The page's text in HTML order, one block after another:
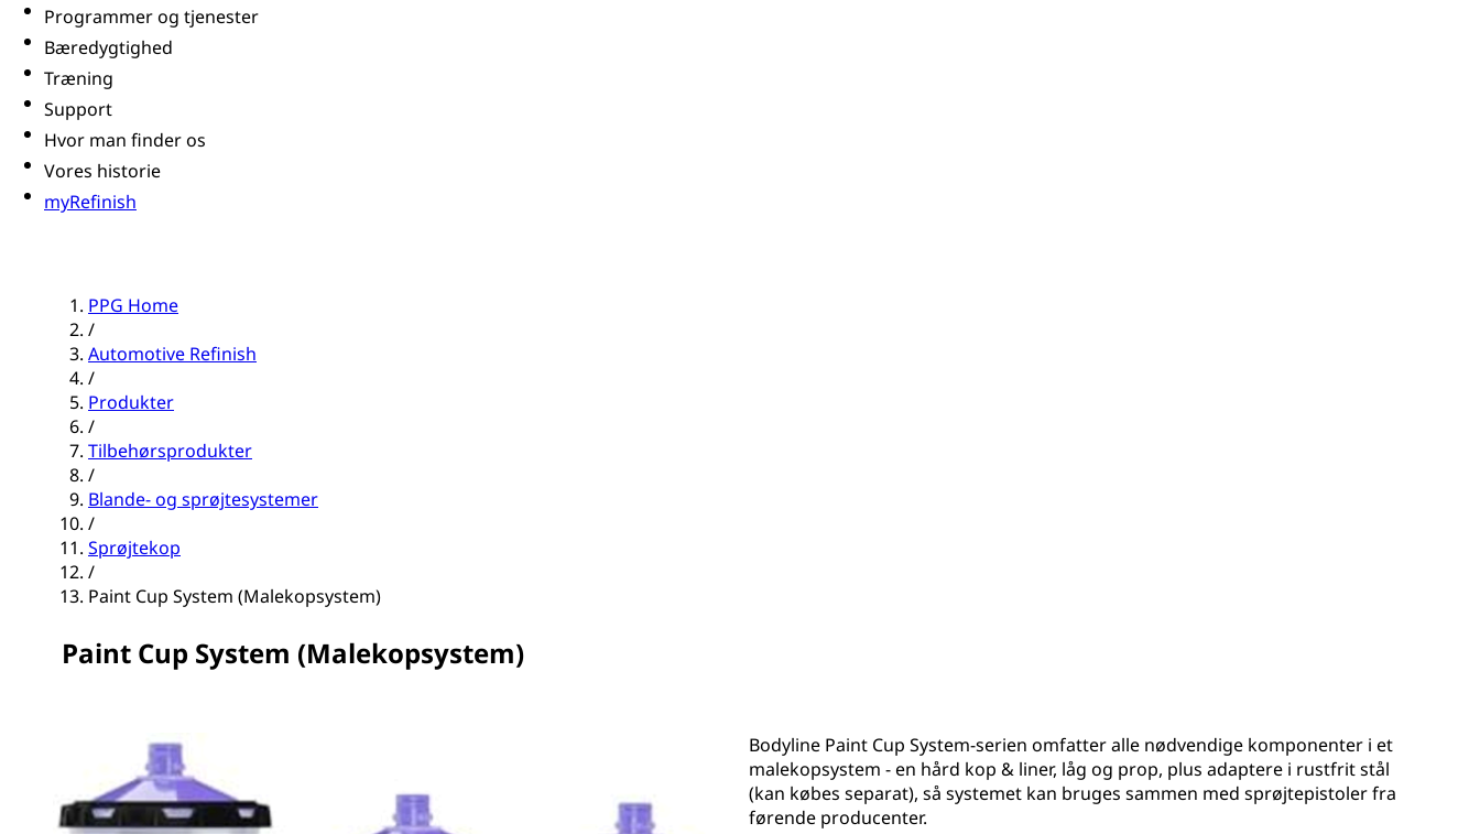
Programmer og tjenester
Bæredygtighed
Træning
Support
Hvor man finder os
Vores historie
myRefinish
PPG Home
/
Automotive Refinish
/
Produkter
/
Tilbehørsprodukter
/
Blande- og sprøjtesystemer
/
Sprøjtekop
/
Paint Cup System (Malekopsystem)
Paint Cup System (Malekopsystem)
Bodyline Paint Cup System-serien omfatter alle nødvendige komponenter i et
malekopsystem - en hård kop & liner, låg og prop, plus adaptere i rustfrit stål
(kan købes separat), så systemet kan bruges sammen med sprøjtepistoler fra
førende producenter.